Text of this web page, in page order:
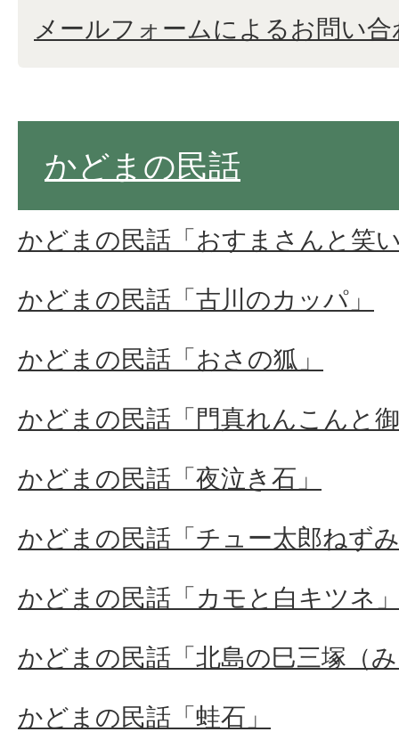
メールフォームによるお問い合
かどまの民話
かどまの民話「おすまさんと笑
かどまの民話「古川のカッパ」
かどまの民話「おさの狐」
かどまの民話「門真れんこんと
かどまの民話「夜泣き石」
かどまの民話「チュー太郎ねず
かどまの民話「カモと白キツネ
かどまの民話「北島の巳三塚（
かどまの民話「蛙石」